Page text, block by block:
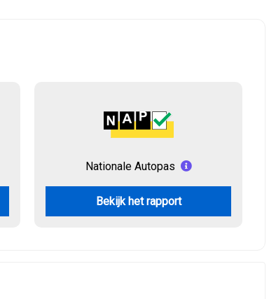
Nationale Autopas
Bekijk het rapport